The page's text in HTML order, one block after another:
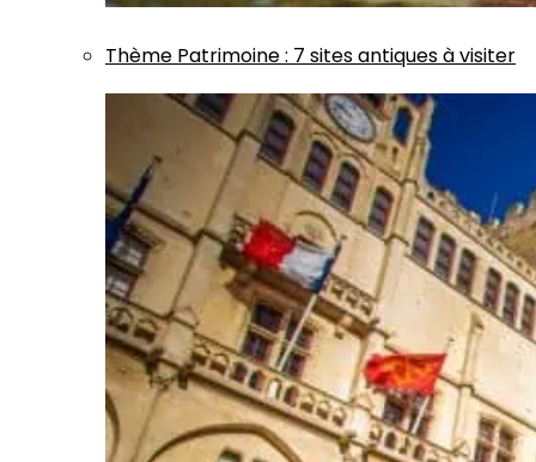
Thème Patrimoine: 7 sites antiques à visiter